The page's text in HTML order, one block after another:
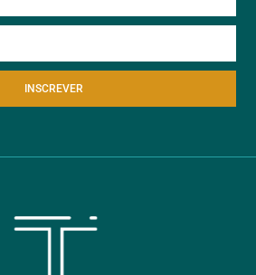
INSCREVER